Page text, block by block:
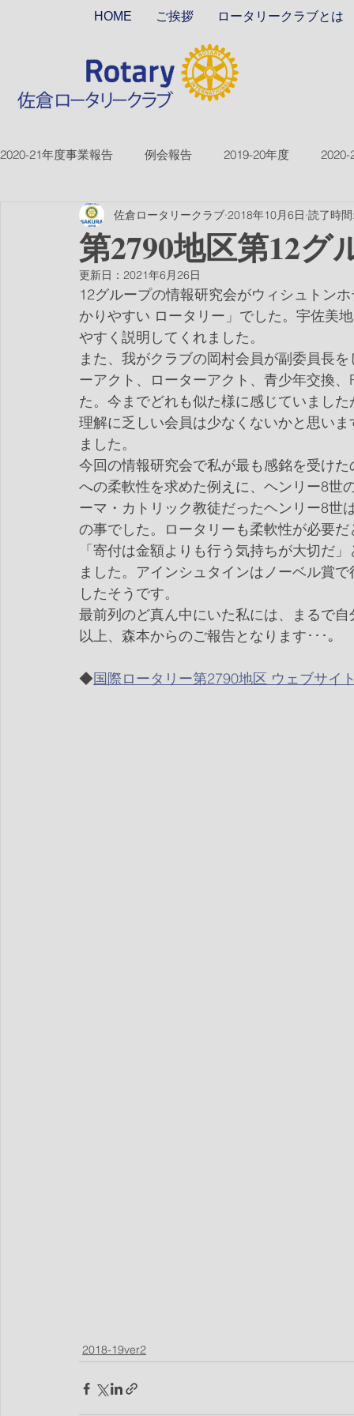
HOME ご挨拶 ロータリークラブとは
2020-21年度事業報告 例会報告 2019-20年度 2020-
2018-19ver2 2017-18ver2 2021-22年度
2026-27年度
第2790地区第12
佐倉ロータリークラブ 2018年10月6日 読了時
更新日： 2021年6月26日
12グループの情報研究会がウィシュトン
かりやすい ロータリー」でした。宇佐美
やすく説明してくれました。
また、我がクラブの岡村会員が副委員長
ーアクト、ローターアクト、青少年交換
た。今までどれも似た様に感じていまし
理解に乏しい会員は少なくないかと思い
ました。
今回の情報研究会で私が最も感銘を受け
への柔軟性を求めた例えに、ヘンリー8世
ーマ・カトリック教徒だったヘンリー8世
の事でした。ロータリーも柔軟性が必要
「寄付は金額よりも行う気持ちが大切だ
ました。アインシュタインはノーベル賞
したそうです。
最前列のど真ん中にいた私には、まるで
以上、森本からのご報告となります･･･｡
◆国際ロータリー第2790地区 ウェブサイ
2018-19ver2